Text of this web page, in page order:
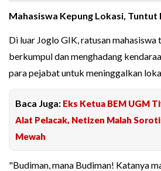
Mahasiswa Kepung Lokasi, Tuntut
Di luar Joglo GIK, ratusan mahasiswa
berkumpul dan menghadang
para pejabat untuk meninggalkan
Baca Juga: Eks Ketua BEM UGM
Alat Pelacak, Netizen Malah
Mewah
"Budiman, mana Budiman! Katanya